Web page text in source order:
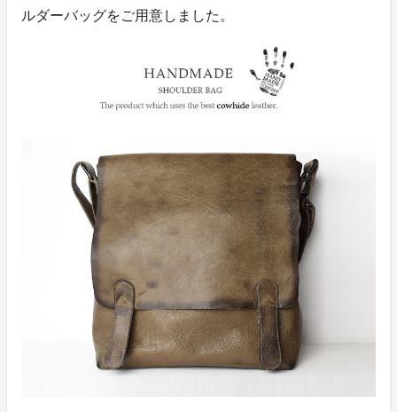
ルダーバッグをご用意しました。